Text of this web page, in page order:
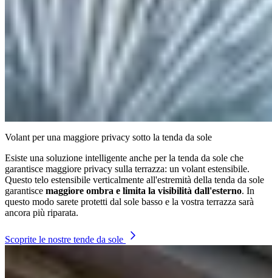
Volant per una maggiore privacy sotto la tenda da sole
Esiste una soluzione intelligente anche per la tenda da sole che
garantisce maggiore privacy sulla terrazza: un volant estensibile.
Questo telo estensibile verticalmente all'estremità della tenda da sole
garantisce maggiore ombra e limita la visibilità dall'esterno. In
questo modo sarete protetti dal sole basso e la vostra terrazza sarà
ancora più riparata.
Scoprite le nostre tende da sole